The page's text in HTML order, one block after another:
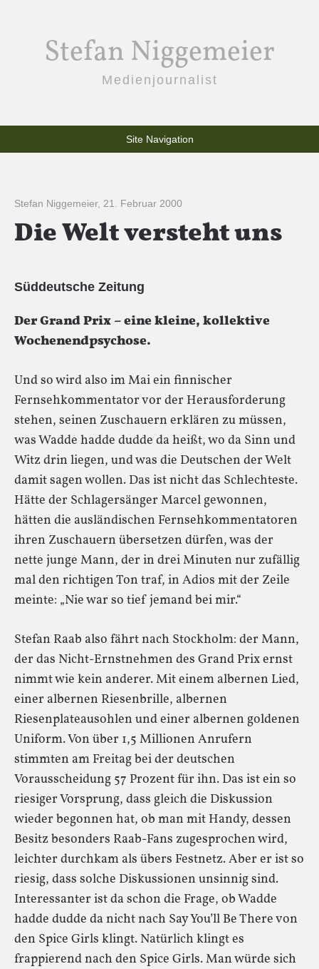
Stefan Niggemeier
Medienjournalist
Site Navigation
Stefan Niggemeier, 21. Februar 2000
Die Welt versteht uns
Süddeutsche Zeitung
Der Grand Prix – eine kleine, kollektive
Wochenendpsychose.
Und so wird also im Mai ein finnischer
Fernsehkommentator vor der Herausforderung
stehen, seinen Zuschauern erklären zu müssen,
was Wadde hadde dudde da heißt, wo da Sinn und
Witz drin liegen, und was die Deutschen der Welt
damit sagen wollen. Das ist nicht das Schlechteste.
Hätte der Schlagersänger Marcel gewonnen,
hätten die ausländischen Fernsehkommentatoren
ihren Zuschauern übersetzen dürfen, was der
nette junge Mann, der in drei Minuten nur zufällig
mal den richtigen Ton traf, in Adios mit der Zeile
meinte: „Nie war so tief jemand bei mir.“
Stefan Raab also fährt nach Stockholm: der Mann,
der das Nicht-Ernstnehmen des Grand Prix ernst
nimmt wie kein anderer. Mit einem albernen Lied,
einer albernen Riesenbrille, albernen
Riesenplateausohlen und einer albernen goldenen
Uniform. Von über 1,5 Millionen Anrufern
stimmten am Freitag bei der deutschen
Vorausscheidung 57 Prozent für ihn. Das ist ein so
riesiger Vorsprung, dass gleich die Diskussion
wieder begonnen hat, ob man mit Handy, dessen
Besitz besonders Raab-Fans zugesprochen wird,
leichter durchkam als übers Festnetz. Aber er ist so
riesig, dass solche Diskussionen unsinnig sind.
Interessanter ist da schon die Frage, ob Wadde
hadde dudde da nicht nach Say You’ll Be There von
den Spice Girls klingt. Natürlich klingt es
frappierend nach den Spice Girls. Man würde sich